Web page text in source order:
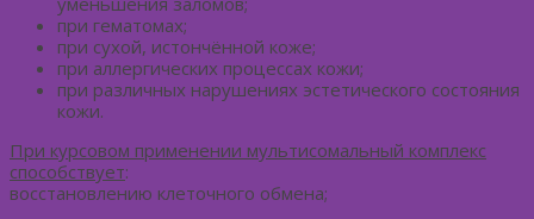
при гематомах;
при сухой, истончённой коже;
при аллергических процессах кожи;
при различных нарушениях эстетического состояния
кожи.
При курсовом применении мультисомальный комплекс
способствует:
восстановлению клеточного обмена;